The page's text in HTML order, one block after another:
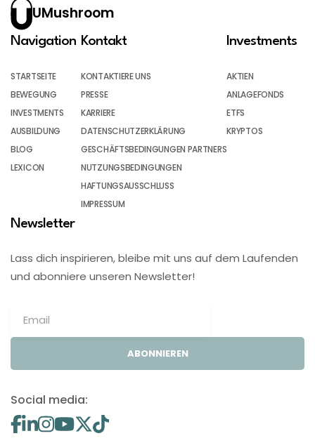
UMushroom
Navigation
STARTSEITE
BEWEGUNG
INVESTMENTS
AUSBILDUNG
BLOG
LEXICON
Kontakt
KONTAKTIERE UNS
PRESSE
KARRIERE
DATENSCHUTZERKLÄRUNG
GESCHÄFTSBEDINGUNGEN PARTNERS
NUTZUNGSBEDINGUNGEN
HAFTUNGSAUSSCHLUSS
IMPRESSUM
Investments
AKTIEN
ANLAGEFONDS
ETFS
KRYPTOS
Newsletter
Lass dich inspirieren, bleibe mit uns auf dem Laufenden
und abonniere unseren Newsletter!
ABONNIEREN
Social media: